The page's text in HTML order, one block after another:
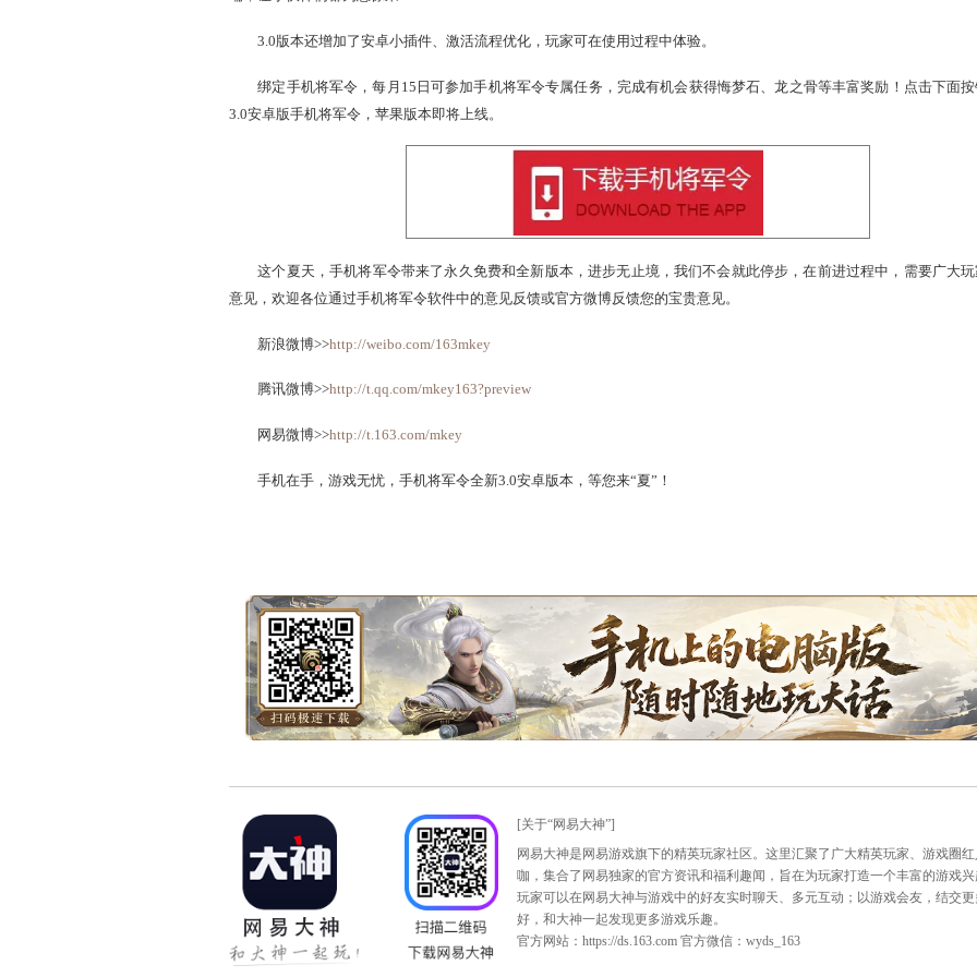
3、信息推送
端，让小伙伴们都为您惊呆！
绑定手机将军令，每月15日可参加手机将军令专属任务，完成有机会获得悔梦石、龙之骨
3.0安卓版手机将军令，苹果版本即将上线。
这个夏天，手机将军令带来了永久免费和全新版本，进步无止境，我们不会就此停步，在
意见，欢迎各位通过手机将军令软件中的意见反馈或官方微博反馈您的宝贵意见。
新浪微博>> http://weibo.com/163mkey
腾讯微博>> http://t.qq.com/mkey163?preview